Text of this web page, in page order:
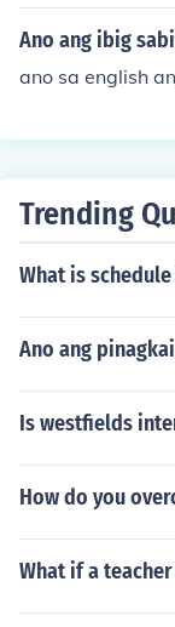
Ano ang ibig
ano sa english
Trending
What is
Ano ang
Is westfields
How do you
What if a